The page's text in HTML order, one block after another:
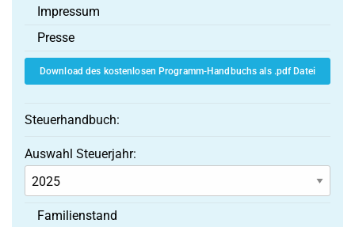
Impressum
Presse
Download des kostenlosen Programm-Handbuchs als .pdf Datei
Steuerhandbuch:
Auswahl Steuerjahr:
Familienstand